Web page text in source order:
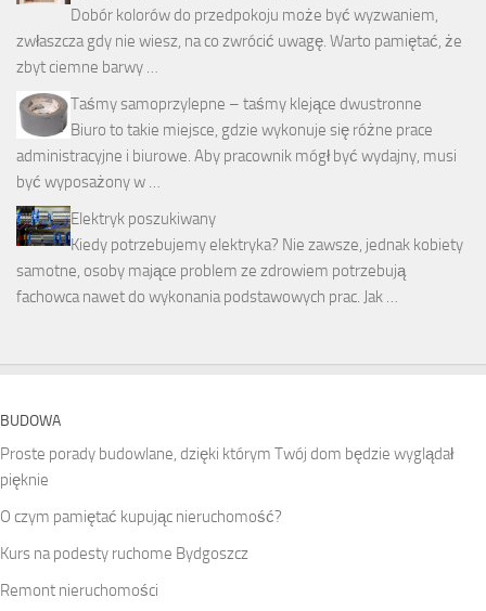
Dobór kolorów do przedpokoju może być wyzwaniem,
zwłaszcza gdy nie wiesz, na co zwrócić uwagę. Warto pamiętać, że
zbyt ciemne barwy …
Taśmy samoprzylepne – taśmy klejące dwustronne
Biuro to takie miejsce, gdzie wykonuje się różne prace
administracyjne i biurowe. Aby pracownik mógł być wydajny, musi
być wyposażony w …
Elektryk poszukiwany
Kiedy potrzebujemy elektryka? Nie zawsze, jednak kobiety
samotne, osoby mające problem ze zdrowiem potrzebują
fachowca nawet do wykonania podstawowych prac. Jak …
BUDOWA
Proste porady budowlane, dzięki którym Twój dom będzie wyglądał
pięknie
O czym pamiętać kupując nieruchomość?
Kurs na podesty ruchome Bydgoszcz
Remont nieruchomości